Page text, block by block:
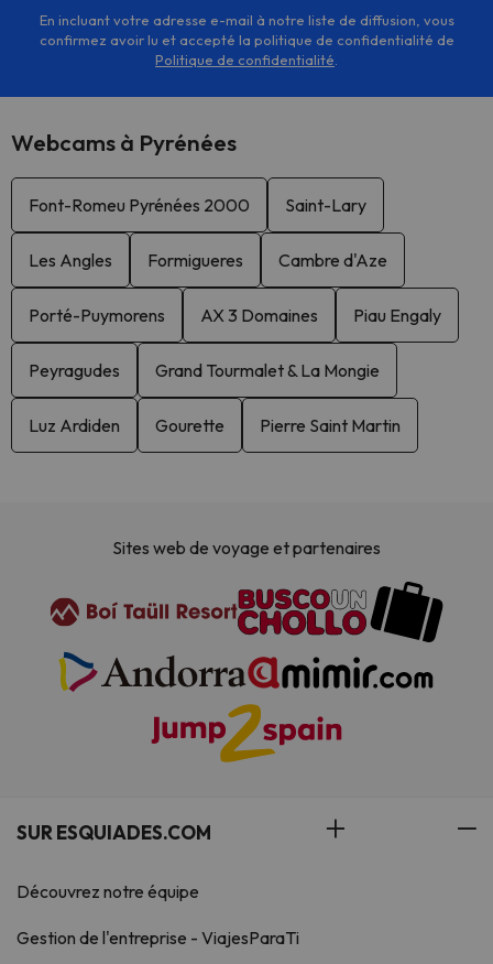
En incluant votre adresse e-mail à notre liste de diffusion, vous
confirmez avoir lu et accepté la politique de confidentialité de
Politique de confidentialité
Webcams à Pyrénées
Font-Romeu Pyrénées 2000 Saint-Lary
Les Angles Formigueres Cambre d'Aze
Porté-Puymorens AX 3 Domaines Piau Engaly
Peyragudes Grand Tourmalet & La Mongie
Luz Ardiden Gourette Pierre Saint Martin
Sites web de voyage et partenaires
SUR ESQUIADES.COM
Découvrez notre équipe
Gestion de l'entreprise - ViajesParaTi